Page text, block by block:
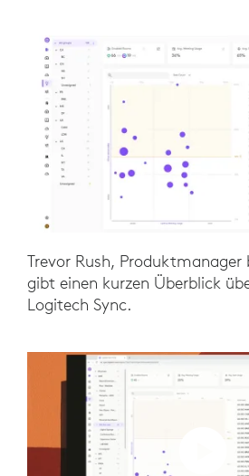
Trevor Rush, Produktmanager
gibt einen kurzen Überblick
Logitech Sync.